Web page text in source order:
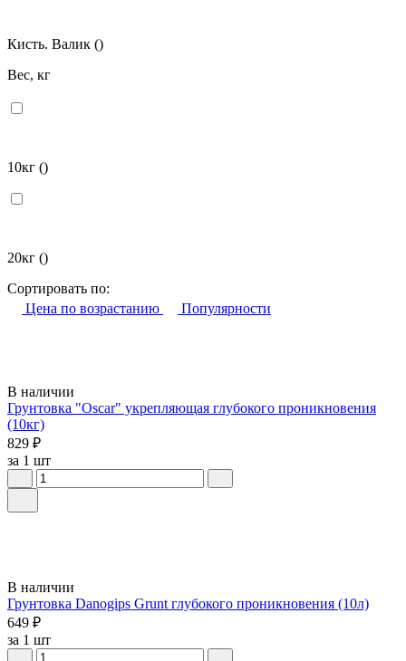
Кисть. Валик ()
Вес, кг
10кг ()
20кг ()
Сортировать по:
Цена по возрастанию
Популярности
В наличии
Грунтовка "Oscar" укрепляющая глубокого проникновения
(10кг)
829 ₽
за 1 шт
В наличии
Грунтовка Danogips Grunt глубокого проникновения (10л)
649 ₽
за 1 шт